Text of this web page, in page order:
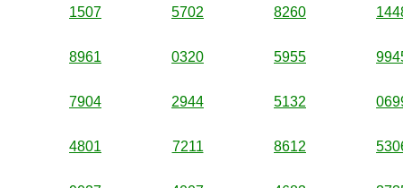
1507 5702 8260
8961 0320 5955
7904 2944 5132
4801 7211 8612